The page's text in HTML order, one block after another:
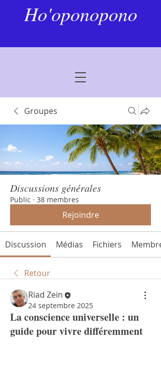
Ho'oponopono
Groupes
Discussions générales
Public · 38 membres
Rejoindre
Discussion Médias Fichiers
Retour
Riad Zein
24 septembre 2025
La conscience universelle : un
guide pour vivre différemment